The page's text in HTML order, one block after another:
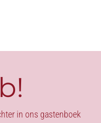
in ons gastenboek